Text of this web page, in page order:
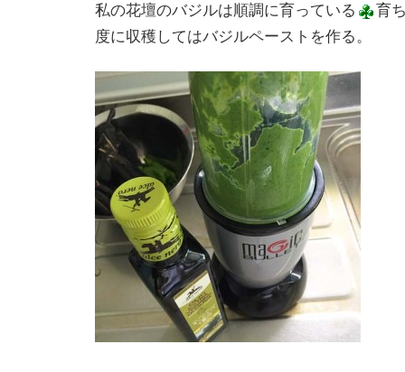
私の花壇のバジルは順調に育っている
育
度に収穫してはバジルペーストを作る。